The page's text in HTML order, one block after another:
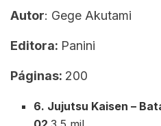
Autor: Gege Akutami
Editora: Panini
Páginas: 200
6. Jujutsu Kaisen –